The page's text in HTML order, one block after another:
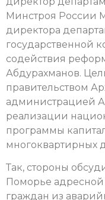
Минстроя России
директора
государственной
содействия
Абдурахманов.
правительством
администрацией
реализации
программы
многоквартирных
Так, стороны
Поморье
граждан из